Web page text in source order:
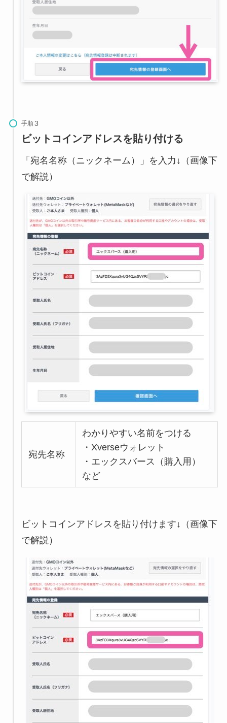
手順
ビットコインアドレスを貼り付ける
「宛名名称（ニックネーム）」を入力↓（画像下
で解説）
宛先名称
わかりやすい名前をつける
・Xverseウォレット
・エックスバース（購入用）
など
ビットコインアドレスを貼り付けます↓（画像下
で解説）